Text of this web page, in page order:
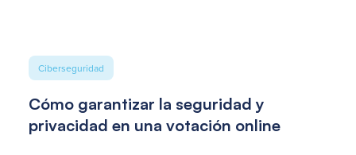
Ciberseguridad
Cómo garantizar la seguridad y
privacidad en una votación online